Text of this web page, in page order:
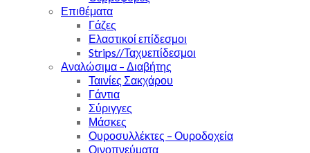
Επιθέματα
Γάζες
Ελαστικοί επίδεσμοι
Strips//Ταχυεπίδεσμοι
Αναλώσιμα – Διαβήτης
Ταινίες Σακχάρου
Γάντια
Σύριγγες
Μάσκες
Ουροσυλλέκτες – Ουροδοχεία
Οινοπνεύματα